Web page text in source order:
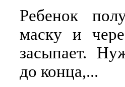
Ребенок
маску и
засыпает.
до конца,...